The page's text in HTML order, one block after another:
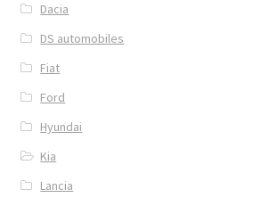
Dacia
DS automobiles
Fiat
Ford
Hyundai
Kia
Lancia